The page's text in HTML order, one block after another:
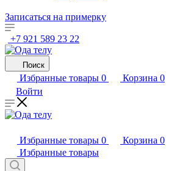
Записаться на примерку
+7 921 589 23 22
Поиск
Избранные товары 0 Корзина 0
Войти
Избранные товары 0 Корзина 0
Избранные товары